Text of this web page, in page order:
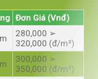
Đơn Giá (Vnđ)
280,000 ➢
320,000 (đ/m²)
300,000 ➢
350,000 (đ/m²)